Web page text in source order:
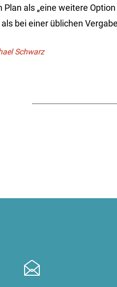
Plan als „eine weitere
bei einer üblichen
Schwarz